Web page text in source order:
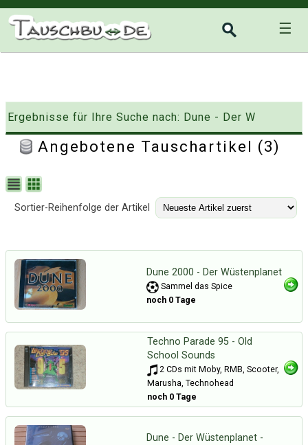
☰
Ergebnisse für Ihre Suche nach: Dune - Der W
Angebotene Tauschartikel (3)
Sortier-Reihenfolge der Artikel
Dune 2000 - Der Wüstenplanet
Sammel das Spice
noch 0 Tage
Techno Parade 95 - Old
School Sounds
2 CDs mit Moby, RMB, Scooter,
Marusha, Technohead
noch 0 Tage
Dune - Der Wüstenplanet -